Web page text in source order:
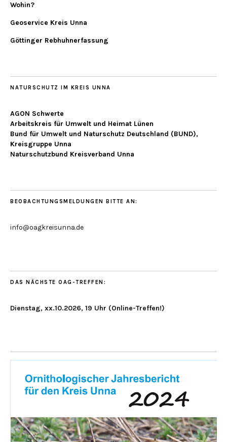
Wohin?
Geoservice Kreis Unna
Göttinger Rebhuhnerfassung
NATURSCHUTZ IM KREIS UNNA
AGON Schwerte
Arbeitskreis für Umwelt und Heimat Lünen
Bund für Umwelt und Naturschutz Deutschland (BUND),
Kreisgruppe Unna
Naturschutzbund Kreisverband Unna
BEOBACHTUNGSMELDUNGEN BITTE AN:
info@oagkreisunna.de
DAS NÄCHSTE OAG-TREFFEN:
Dienstag, xx.10.2026, 19 Uhr (Online-Treffen!)